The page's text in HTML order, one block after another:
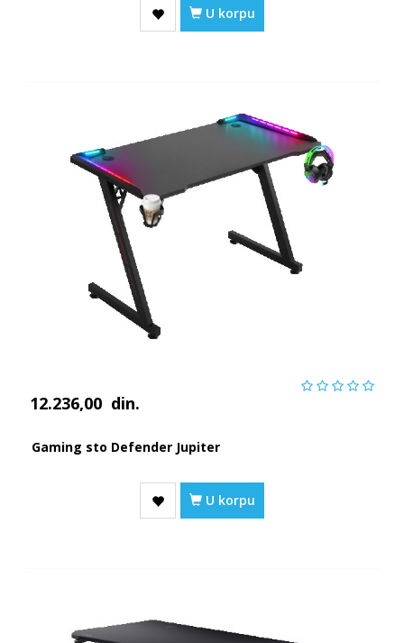
U korpu
12.236,00 din.
Gaming sto Defender Jupiter
U korpu